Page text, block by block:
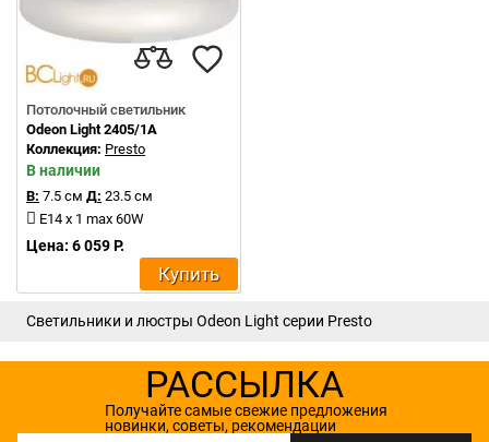
Потолочный светильник
Odeon Light 2405/1A
Коллекция: Presto
В наличии
В: 7.5 см Д: 23.5 см
E14 x 1 max 60W
Цена: 6 059 Р.
Купить
Светильники и люстры Odeon Light серии Presto
РАССЫЛКА
Получайте самые свежие предложения
новинки, советы, рекомендации